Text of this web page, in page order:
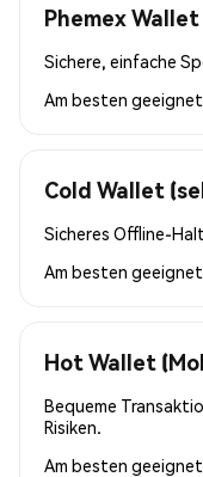
Phemex
Sichere, einfache
Am besten
Cold Wallet
Sicheres Offline-
Am besten
Hot Wallet
Bequeme
Risiken.
Am besten